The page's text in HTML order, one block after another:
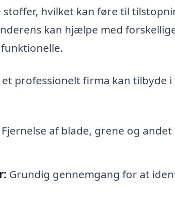
hvilket kan føre til
kan hjælpe med
professionelt firma kan tilbyde
Fjernelse af blade, grene og
Grundig gennemgang for at